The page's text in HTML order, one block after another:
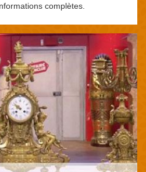
complètes.